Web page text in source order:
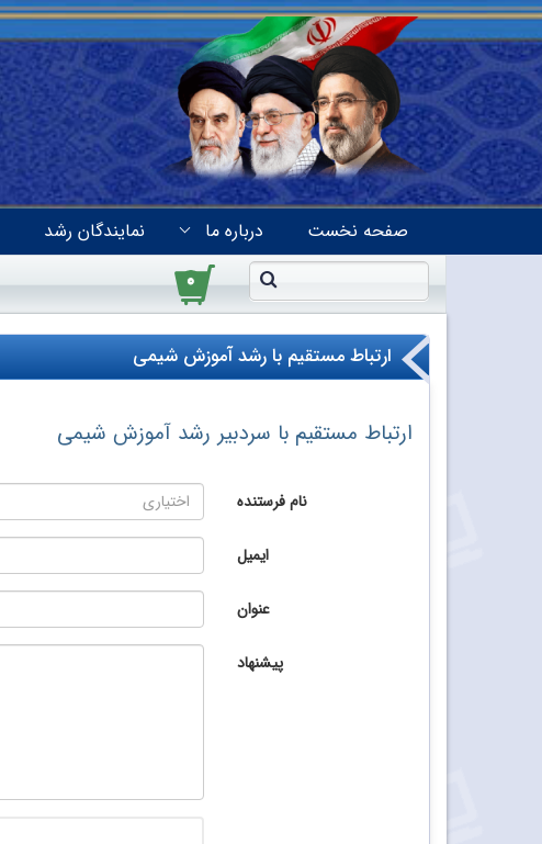
صفحه نخست درباره ما نمایندگان رشد
۰
ارتباط مستقیم با رشد آموزش شیمی
ارتباط مستقیم با سردبیر رشد آموزش شیمی
نام فرستنده
ایمیل
عنوان
پیشنهاد